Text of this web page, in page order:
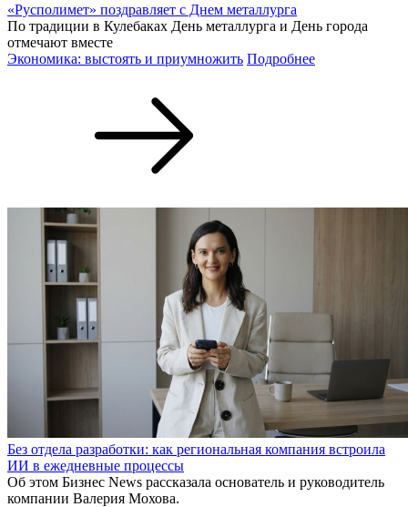
«Русполимет» поздравляет с Днем металлурга
По традиции в Кулебаках День металлурга и День города
отмечают вместе
Экономика: выстоять и приумножить Подробнее
Без отдела разработки: как региональная компания встроила
ИИ в ежедневные процессы
Об этом Бизнес News рассказала основатель и руководитель
компании Валерия Мохова.